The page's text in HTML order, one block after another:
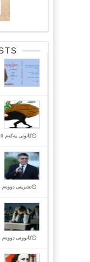
کانونی یەکەم 10, 2016 Closed
تشرینی دووەم 24, 2016 Closed
کانوونی دووەم 18, 2023 Closed